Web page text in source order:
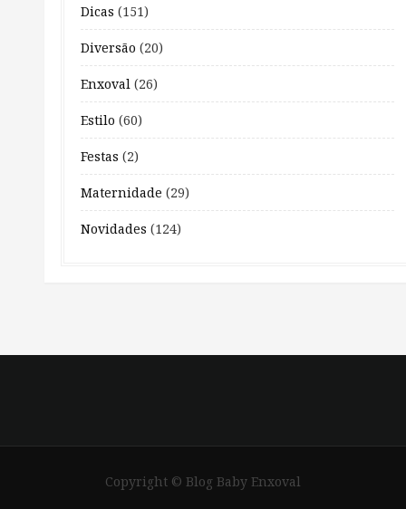
Dicas (151)
Diversão (20)
Enxoval (26)
Estilo (60)
Festas (2)
Maternidade (29)
Novidades (124)
Copyright © Blog Baby Enxoval